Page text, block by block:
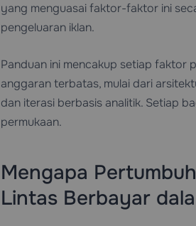
yang menguasai faktor-faktor ini
pengeluaran iklan.
Panduan ini mencakup setiap
anggaran terbatas, mulai dari
dan iterasi berbasis analitik. Setiap
permukaan.
Mengapa
Lintas Berbayar